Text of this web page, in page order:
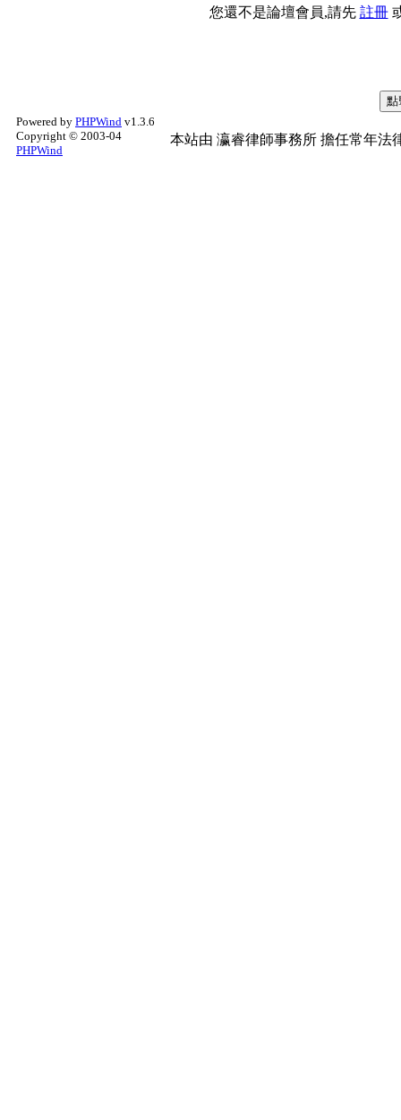
您還不是論壇會員,請先 註冊
Powered by PHPWind v1.3.6
Copyright © 2003-04
PHPWind
本站由 瀛睿律師事務所 擔任常年法